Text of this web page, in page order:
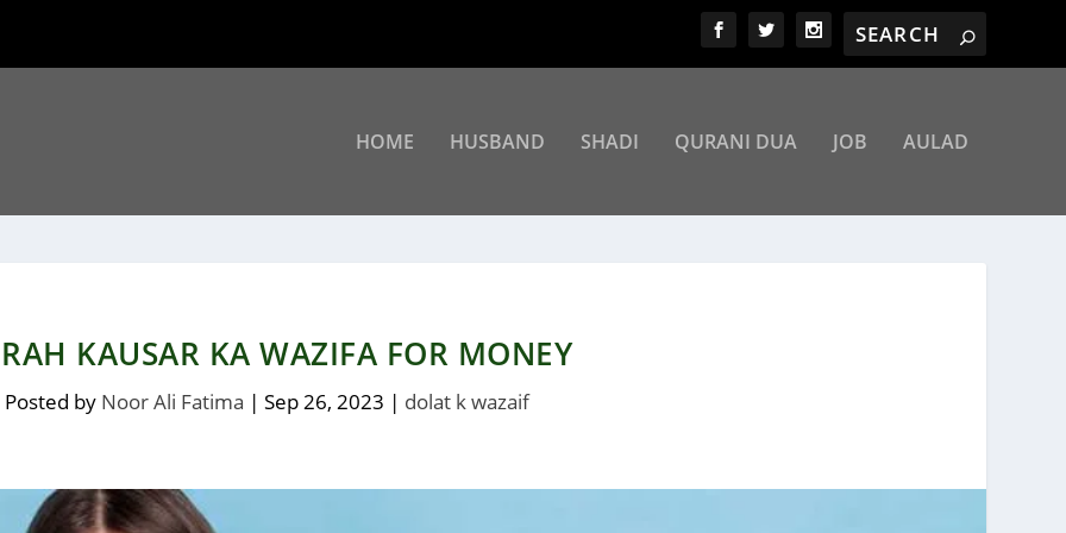
HOME HUSBAND SHADI QURANI DUA JOB AULAD
KAUSAR KA WAZIFA FOR MONEY
Posted by Noor Ali Fatima | Sep 26, 2023 | dolat k wazaif